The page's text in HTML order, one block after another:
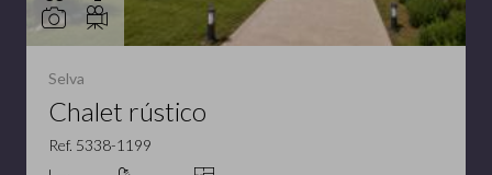
Selva
Chalet rústico
Ref. 5338-1199